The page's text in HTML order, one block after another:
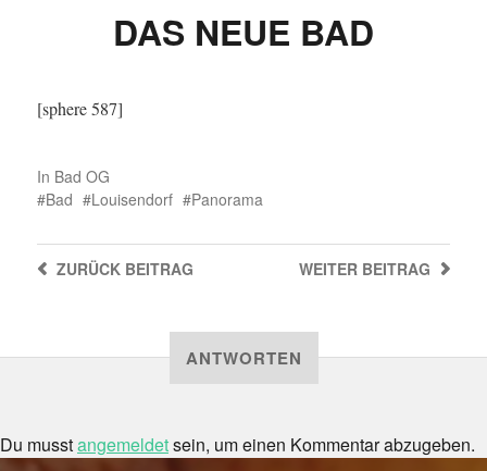
DAS NEUE BAD
[sphere 587]
In Bad OG
Bad
Louisendorf Panorama
WEITER BEITRAG
ZURÜCKBEITRAG
ANTWORTEN
Du musstangemeldetsein, um einen Kommentar abzugeben.